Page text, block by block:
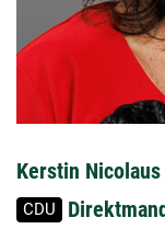
Kerstin Nicolaus
CDU